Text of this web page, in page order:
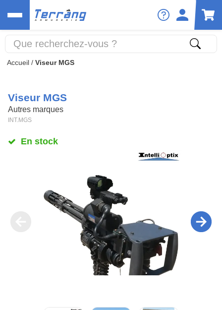
Accueil / Viseur MGS
Viseur MGS
Autres marques
INT.MGS
En stock